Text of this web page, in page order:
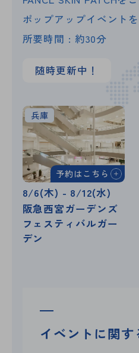
ポップアップイベント
所要時間 : 約30分
随時更新中！
兵庫
予約はこちら
8/6(木) - 8/12(水)
阪急西宮ガーデンズ
フェスティバルガー
デン
イベントに関す